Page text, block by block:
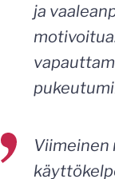
ja
Viimeinen